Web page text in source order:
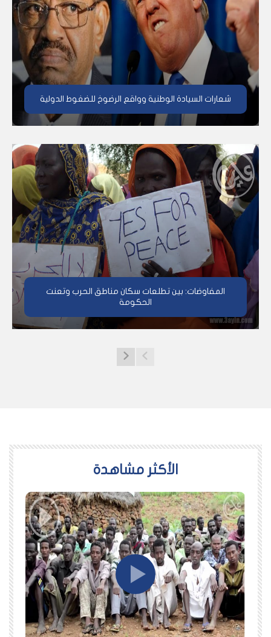
شعارات السيادة الوطنية وواقع الرضوخ للضغوط الدولية
المفاوضات: بين تطلعات سكان مناطق الحرب وتعنت
الحكومة
اﻷكثر مشاهدة